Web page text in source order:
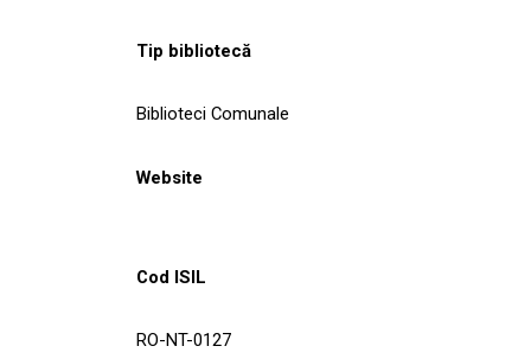
NOUTĂȚI
Tip bibliotecă
Biblioteci Comunale
Website
Cod ISIL
RO-NT-0127